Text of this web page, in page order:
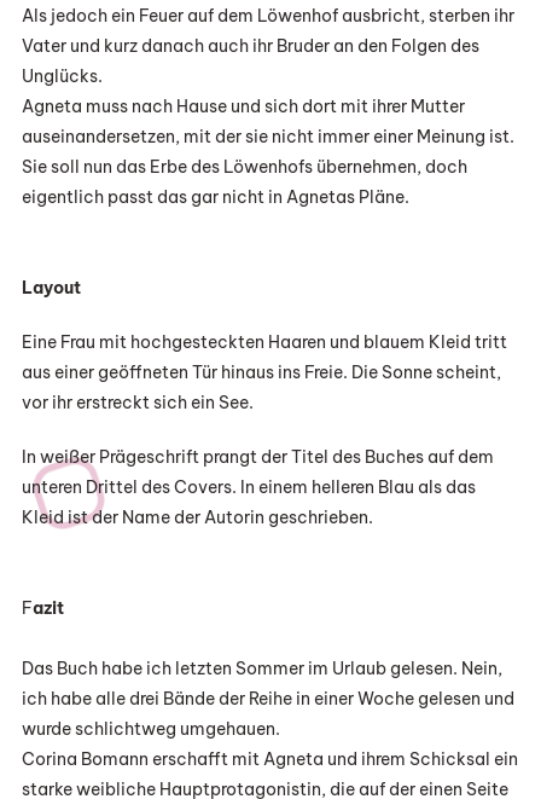
Als jedoch ein Feuer auf dem Löwenhof ausbricht, sterben ihr
Vater und kurz danach auch ihr Bruder an den Folgen des
Unglücks.
Agneta muss nach Hause und sich dort mit ihrer Mutter
auseinandersetzen, mit der sie nicht immer einer Meinung ist.
Sie soll nun das Erbe des Löwenhofs übernehmen, doch
eigentlich passt das gar nicht in Agnetas Pläne.
Layout
Eine Frau mit hochgesteckten Haaren und blauem Kleid tritt
aus einer geöffneten Tür hinaus ins Freie. Die Sonne scheint,
vor ihr erstreckt sich ein See.
In weißer Prägeschrift prangt der Titel des Buches auf dem
unteren Drittel des Covers. In einem helleren Blau als das
Kleid ist der Name der Autorin geschrieben.
Fazit
Das Buch habe ich letzten Sommer im Urlaub gelesen. Nein,
ich habe alle drei Bände der Reihe in einer Woche gelesen und
wurde schlichtweg umgehauen.
Corina Bomann erschafft mit Agneta und ihrem Schicksal ein
starke weibliche Hauptprotagonistin, die auf der einen Seite